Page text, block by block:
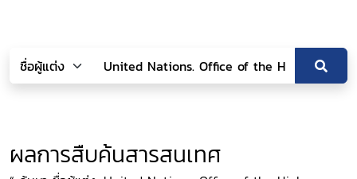
ผลการสืบค้นสารสนเทศ